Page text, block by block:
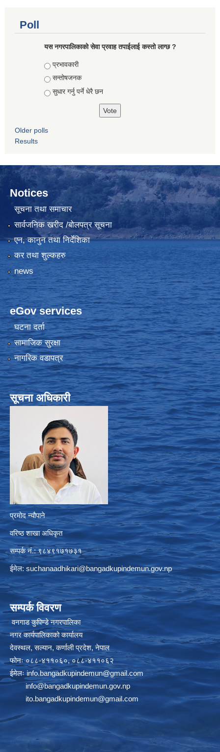
Poll
यस नगरपालिकाको सेवा प्रवाह तपाईलाई कस्तो लाग्छ ?
Choices
प्रभावकारी
सन्तोषजनक
सुधार गर्नु पर्ने धेरै छन
Older polls
Results
Notices
सूचना तथा समाचार
सार्वजनिक खरीद /बोलपत्र सूचना
एन, कानुन तथा निर्देशिका
कर तथा शुल्कहरु
news
eGov services
घटना दर्ता
सामाजिक सुरक्षा
नागरिक वडापत्र
सूचना अधिकारी
प्रमोद न्यौपाने
वरिष्ठ शाखा अधिकृत
सम्पर्क नं.: ९८४९१७१७३१
ईमेल: suchanaadhikari@bangadkupindemun.gov.np
सम्पर्क विवरण
वनगाड कुपिण्डे नगरपालिका
नगर कार्यपालिकाको कार्यालय
देवस्थल, सल्यान, कर्णाली प्रदेश, नेपाल
फोनः ०८८-४११०६०, ०८८-४११०६२
ईमेलःinfo.bangadkupindemun@gmail.com
info@bangadkupindemun.gov.np
ito.bangadkupindemun@gmail.com